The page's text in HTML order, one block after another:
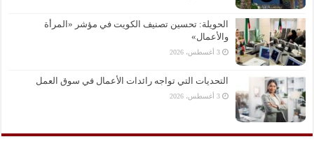
الحويلة: تحسين تصنيف الكويت في مؤشر «المرأة
والأعمال»
3 أغسطس، 2026
التحديات التي تواجه رائدات الأعمال في سوق العمل
3 أغسطس، 2026